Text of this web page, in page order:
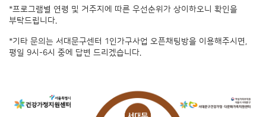
*프로그램별 연령 및 거주지에 따른 우선순위가 상이하오니 확인을
부탁드립니다.
*기타 문의는 서대문구센터 1인가구사업 오픈채팅방을 이용해주시면,
평일 9시-6시 중에 답변 드리겠습니다.